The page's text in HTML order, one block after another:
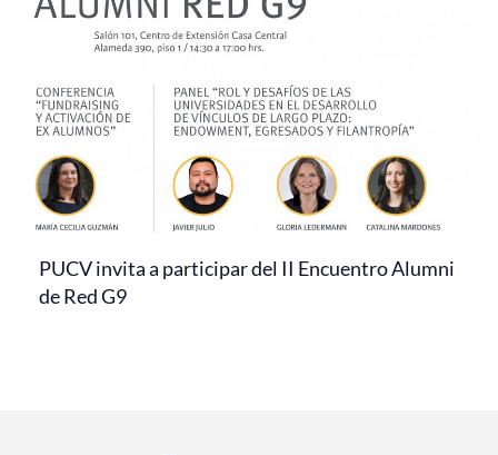
PUCV invita a participar del II Encuentro Alumni
de Red G9